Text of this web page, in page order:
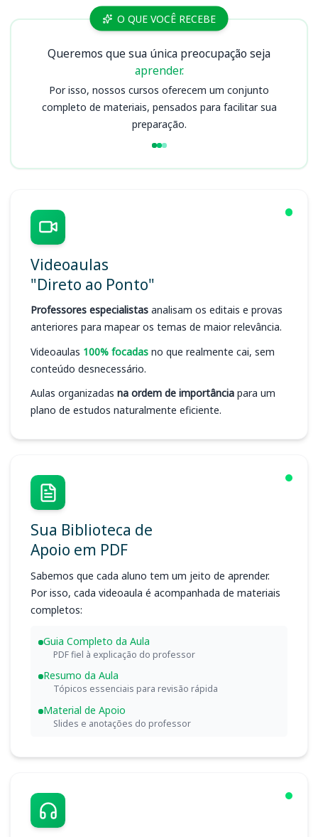
Cursos O QUE VOCÊ RECEBE
Queremos que sua única preocupação seja
aprender.
Por isso, nossos cursos oferecem um conjunto
completo de materiais, pensados para facilitar sua
preparação.
Videoaulas
"Direto ao Ponto"
Professores especialistas analisam os editais e provas
anteriores para mapear os temas de maior relevância.
Videoaulas 100% focadas no que realmente cai, sem
conteúdo desnecessário.
Aulas organizadas na ordem de importância para um
plano de estudos naturalmente eficiente.
Sua Biblioteca de
Apoio em PDF
Sabemos que cada aluno tem um jeito de aprender.
Por isso, cada videoaula é acompanhada de materiais
completos:
Guia Completo da Aula
PDF fiel à explicação do professor
Resumo da Aula
Tópicos essenciais para revisão rápida
Material de Apoio
Slides e anotações do professor